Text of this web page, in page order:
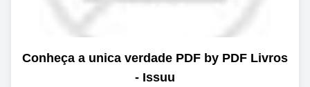
Conheça a unica verdade PDF by PDF Livros
- Issuu